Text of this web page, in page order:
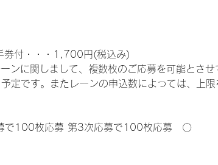
券付・・・1,700円(税込み)
ンに関しまして、複数枚のご応募を可能とさ
定です。またレーンの申込数によっては、上
で100枚応募 第3次応募で100枚応募　〇